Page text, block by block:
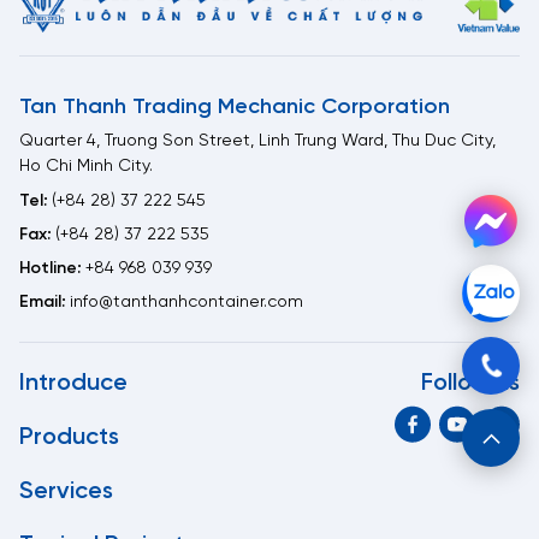
Tan Thanh Trading Mechanic Corporation
Quarter 4, Truong Son Street, Linh Trung Ward, Thu Duc City,
Ho Chi Minh City.
Tel: (+84 28) 37 222 545
Fax: (+84 28) 37 222 535
Hotline: +84 968 039 939
Email: info@tanthanhcontainer.com
Introduce
Products
Services
Follow us